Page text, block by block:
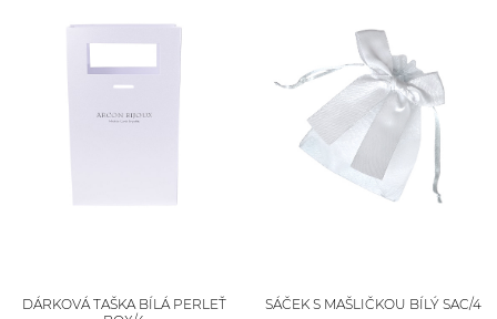
DÁRKOVÁ TAŠKA BÍLÁ PERLEŤ
SÁČEK S MAŠLIČKOU BÍLÝ SAC/4